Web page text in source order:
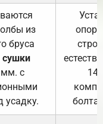
из
бруса
сушки
мм. с
усадку.